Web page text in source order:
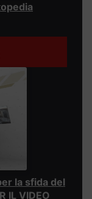
la sfida del
IL VIDEO